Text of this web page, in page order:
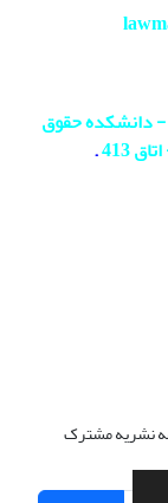
- دانشکده حقوق
.
نشریه مشترک